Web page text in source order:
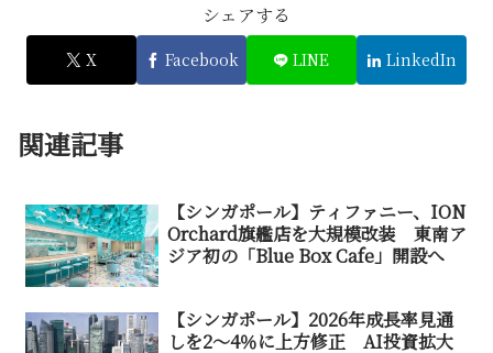
シェアする
X Facebook LINE LinkedIn
関連記事
【シンガポール】ティファニー、ION
Orchard旗艦店を大規模改装 東南ア
ジア初の「Blue Box Cafe」開設へ
【シンガポール】2026年成長率見通
しを2～4％に上方修正 AI投資拡大